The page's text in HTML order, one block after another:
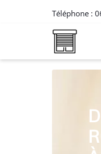
Téléphone :